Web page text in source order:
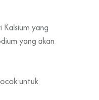
yang
yang akan
untuk